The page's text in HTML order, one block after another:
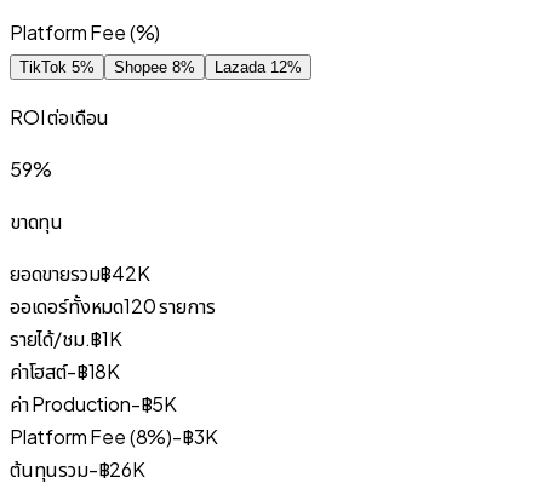
Platform Fee (%)
TikTok 5% Shopee 8% Lazada 12%
ROI ต่อเดือน
59%
ขาดทุน
ยอดขายรวม฿42K
ออเดอร์ทั้งหมด120รายการ
รายได้/ชม.฿1K
ค่าโฮสต์-฿18K
ค่า Production-฿5K
Platform Fee (8%)-฿3K
ต้นทุนรวม-฿26K